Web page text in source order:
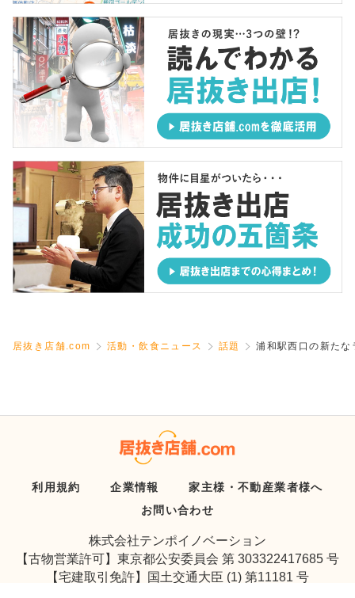
居抜き店舗.com 活動・飲食ニュース 話題 浦和駅西口の新た
利用規約 企業情報
家主様・不動産業者様へ
お問い合わせ
株式会社テンポイノベーション
【古物営業許可】東京都公安委員会 第 303322417685 号
【宅建取引免許】国土交通大臣 (1) 第11181 号